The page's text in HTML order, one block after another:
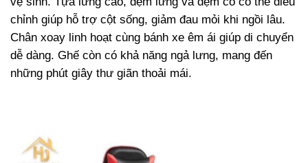
chỉnh giúp hỗ trợ cột sống, giảm đau mỏi khi ngồi lâu.
Chân xoay linh hoạt cùng bánh xe êm ái giúp di chuyển
dễ dàng. Ghế còn có khả năng ngả lưng, mang đến
những phút giây thư giãn thoải mái.